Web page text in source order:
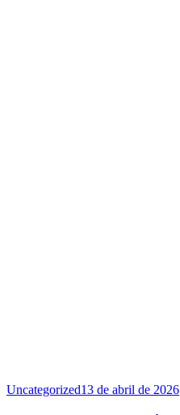
Uncategorized13 de abril de 2026